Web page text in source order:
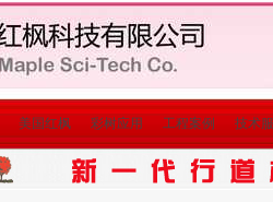
美国红枫 彩树应用 工程案例 技术